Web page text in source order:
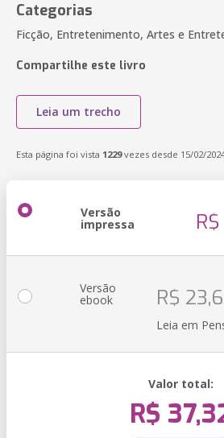
Categorias
Ficção, Entretenimento, Artes e
Compartilhe este livro
Leia um trecho
Esta página foi vista 1229vezes desde 15/02/
Versão
impressa
Versão
ebook R$
Leia em
Valor total:
R$